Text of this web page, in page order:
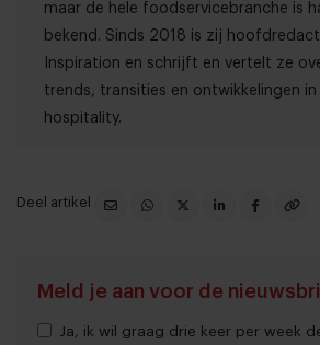
maar de hele foodservicebranche is
bekend. Sinds 2018 is zij
Inspiration en schrijft en vertelt ze
trends, transities en ontwikkelingen
hospitality.
Deel artikel
Meld je aan voor de
Ja, ik wil graag drie keer per week